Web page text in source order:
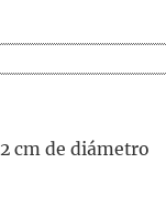
cm de diámetro